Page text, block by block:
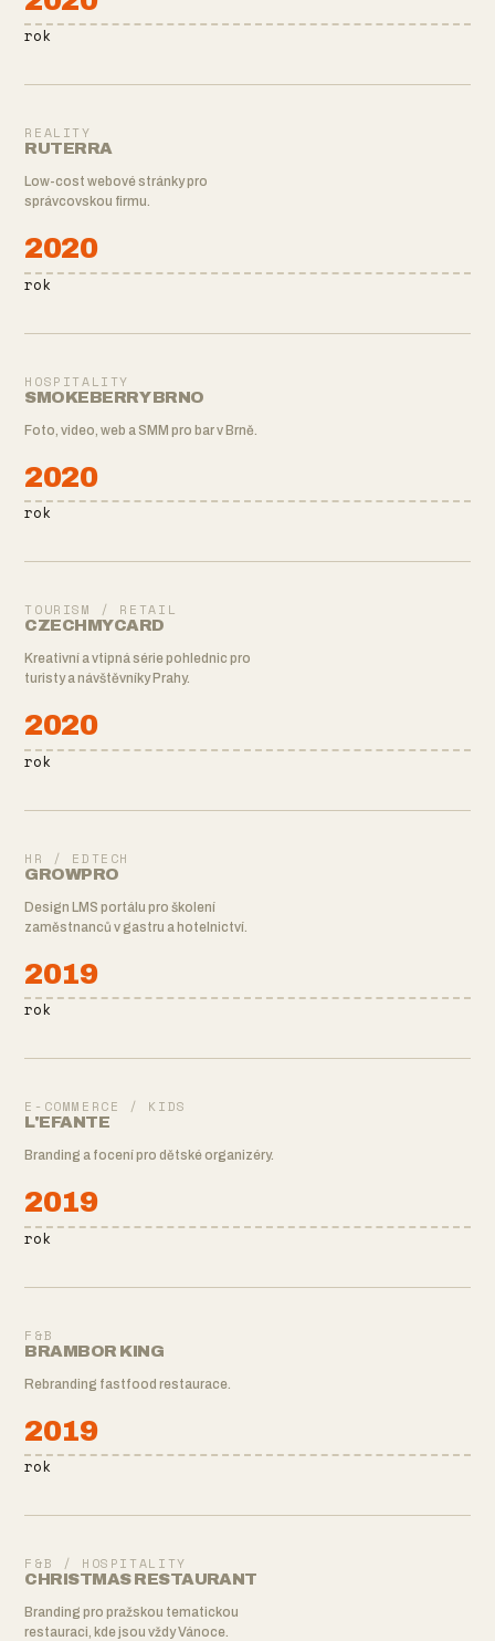
rok
REALITY
RUTERRA
Low-cost webové stránky pro
správcovskou firmu.
2020
rok
HOSPITALITY
SMOKEBERRY BRNO
Foto, video, web a SMM pro bar v Brně.
2020
rok
TOURISM / RETAIL
CZECHMYCARD
Kreativní a vtipná série pohlednic pro
turisty a návštěvníky Prahy.
2020
rok
HR / EDTECH
GROWPRO
Design LMS portálu pro školení
zaměstnanců v gastru a hotelnictví.
2019
rok
E-COMMERCE / KIDS
L'EFANTE
Branding a focení pro dětské organizéry.
2019
rok
F&B
BRAMBOR KING
Rebranding fastfood restaurace.
2019
rok
F&B / HOSPITALITY
CHRISTMAS RESTAURANT
Branding pro pražskou tematickou
restauraci, kde jsou vždy Vánoce.